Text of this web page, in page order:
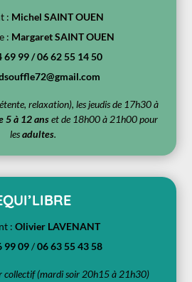
: Michel SAINT OUEN
: Margaret SAINT OUEN
69 99 /06 62 55 14 50
relaxation), les jeudis de 17h30 à
5 à 12 anset de 18h00 à 21h00 pour
lesadultes.
: Olivier LAVENANT
99 09/06 63 55 43 58
collectif (mardi soir 20h15 à 21h30)